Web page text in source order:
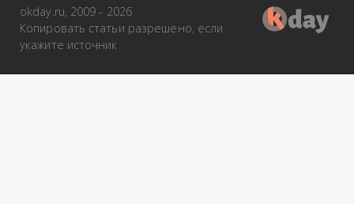
okday.ru, 2009 - 2026
Копировать статьи разрешено, если
укажите источник